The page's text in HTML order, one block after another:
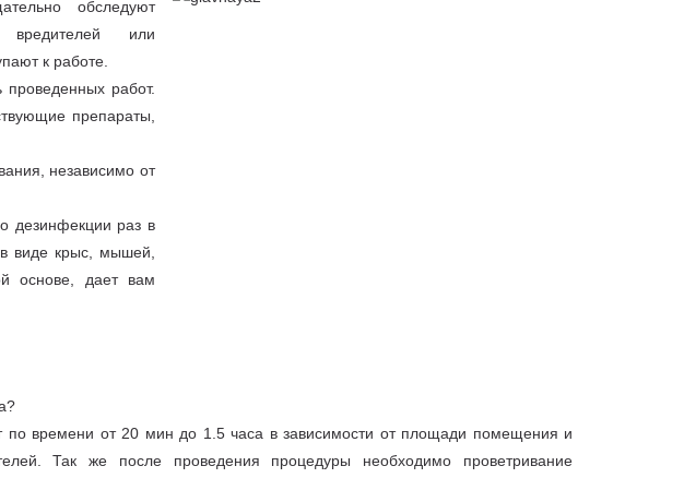
обследуют
или
к работе.
работ.
препараты,
независимо от
дезинфекции раз в
виде крыс, мышей,
основе, дает вам
по времени от 20 мин до 1.5 часа в зависимости от площади помещения и
Так же после проведения процедуры необходимо проветривание